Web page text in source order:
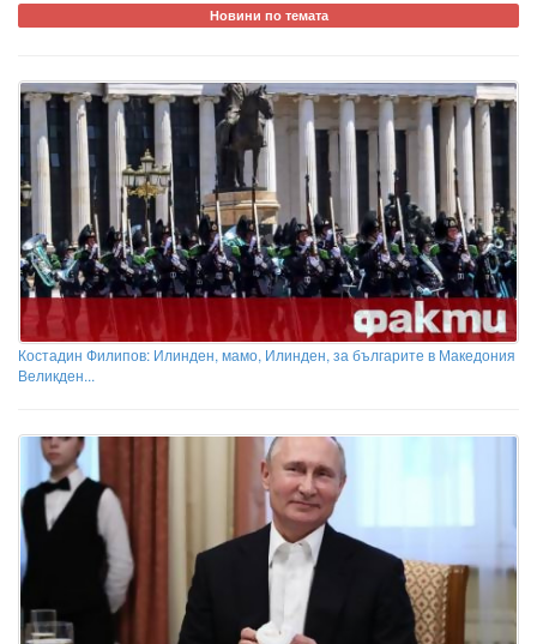
Новини по темата
Костадин Филипов: Илинден, мамо, Илинден, за българите в Македония
Великден...